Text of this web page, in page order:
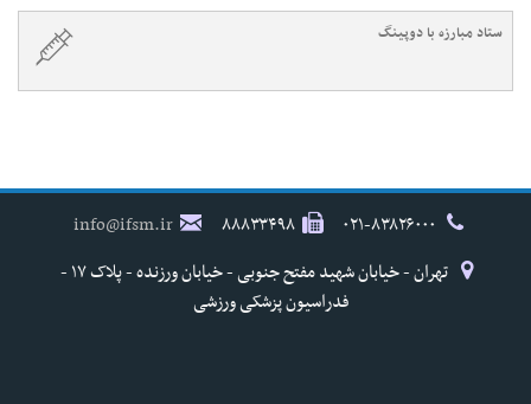
ستاد مبارزه با دوپینگ
۸۸۸۳۳۴۹۸
info@ifsm.ir
تهران - خیابان شهید مفتح جنوبی - خیابان ورزنده - پلاک ۱۷ -
فدراسیون پزشکی ورزشی